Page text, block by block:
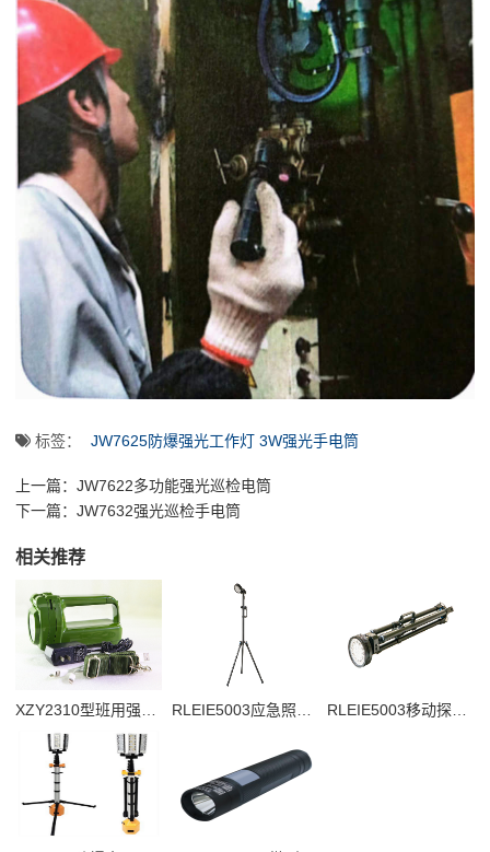
标签： JW7625防爆强光工作灯 3W强光手电筒
上一篇： JW7622多功能强光巡检电筒
下一篇： JW7632强光巡检手电筒
相关推荐